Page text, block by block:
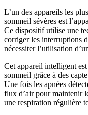
L’un des appareils les
sommeil sévères est
Ce dispositif utilise une
corriger les interruptions
nécessiter l’utilisation
Cet appareil intelligent est
sommeil grâce à des
Une fois les apnées
flux d’air pour maintenir
une respiration régulière